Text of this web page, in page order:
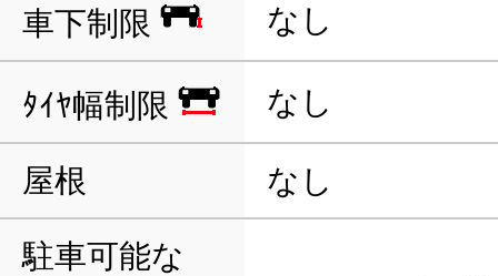
車下制限 なし
ﾀｲﾔ幅制限 なし
屋根 なし
駐車可能な